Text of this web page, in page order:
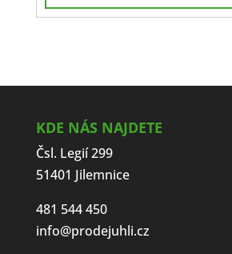
KDE NÁS NAJDETE
Čsl. Legií 299
51401 Jilemnice
481 544 450
info@prodejuhli.cz